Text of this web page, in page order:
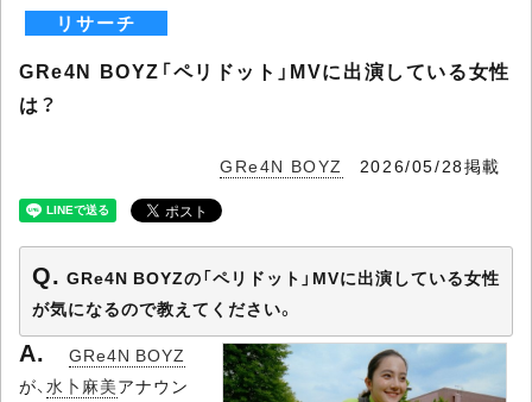
リサーチ
GRe4N BOYZ「ペリドット」MVに出演している女性
は？
GRe4N BOYZ 2026/05/28掲載
GRe4N BOYZの「ペリドット」MVに出演している女性
が気になるので教えてください。
GRe4N BOYZ
が、水卜麻美アナウン